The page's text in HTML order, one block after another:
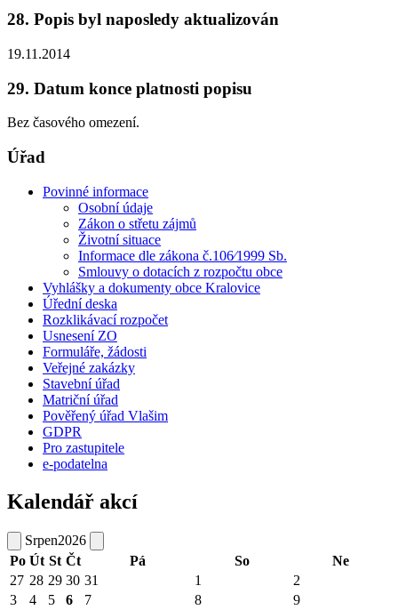
28. Popis byl naposledy aktualizován
19.11.2014
29. Datum konce platnosti popisu
Bez časového omezení.
Úřad
Povinné informace
Osobní údaje
Zákon o střetu zájmů
Životní situace
Informace dle zákona č.106⁄1999 Sb.
Smlouvy o dotacích z rozpočtu obce
Vyhlášky a dokumenty obce Kralovice
Úřední deska
Rozklikávací rozpočet
Usnesení ZO
Formuláře, žádosti
Veřejné zakázky
Stavební úřad
Matriční úřad
Pověřený úřad Vlašim
GDPR
Pro zastupitele
e-podatelna
Kalendář akcí
Srpen2026
Po Út St Čt Pá So
Ne
27 28 29 30 31 1
2
3
4 5 6 7 8 9